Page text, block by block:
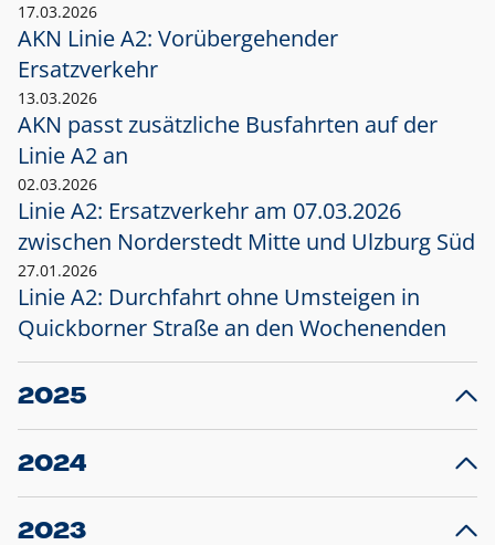
17.03.2026
AKN Linie A2: Vorübergehender
Ersatzverkehr
13.03.2026
AKN passt zusätzliche Busfahrten auf der
Linie A2 an
02.03.2026
Linie A2: Ersatzverkehr am 07.03.2026
zwischen Norderstedt Mitte und Ulzburg Süd
27.01.2026
Linie A2: Durchfahrt ohne Umsteigen in
Quickborner Straße an den Wochenenden
2025
23.12.2025
Projekt S5: Start der Bauarbeiten am
2024
10.12.2024
Großprojekt S5: Sperrung der Bahnstraße in
2023